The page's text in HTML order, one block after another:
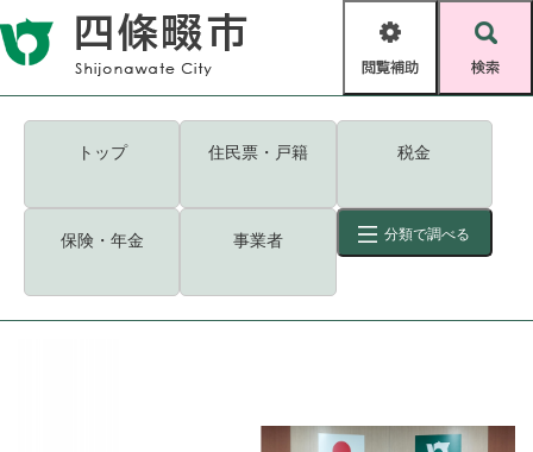
ー
ジ
メニューを飛ばして本文へ
閲
Foreign language
読み上げ・ふりがな
文字サイズ 拡大 背景色変更 白 黒 青
キーワード 検索
検索
トップ 住民票・戸籍 税金
保険・年金 事業者 分類で調べる